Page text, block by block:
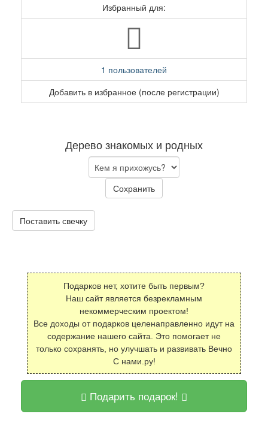
Избранный для:
1 пользователей
Добавить в избранное (после регистрации)
Дерево знакомых и родных
Сохранить
Поставить свечку
Подарков нет, хотите быть первым?
Наш сайт является безрекламным
некоммерческим проектом!
Все доходы от подарков целенаправленно идут на
содержание нашего сайта. Это помогает не
только сохранять, но улучшать и развивать Вечно
С нами.ру!
Подарить подарок!